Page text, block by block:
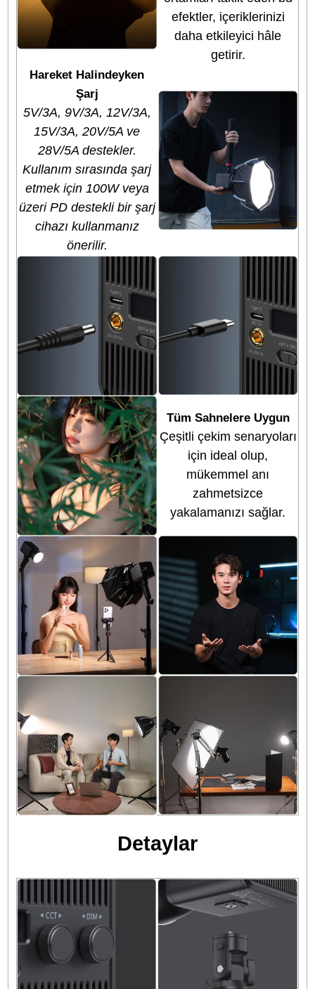
boncukları, yüksek
parlaklık sunarken
yumuşak ve homojen
ortamlarda bile
aydınlatmasını etkili
şekilde yükseltir.
Işığınızı Özelleştirin
2700K–6500K
color renk sıcaklığı
aralığı ve
arasında
parlaklık ayarı
çekimlerinize en
atmosferi kolayca
oluşturabilirsiniz.
Sonsuz Renkler, Sonsuz
Olasılıklar
0°–359° Renk Açısı
(Hue)
0%–100% Doygunluk
(Saturation)
1%–100% Parlaklık
360° RGB desteği
sayesinde bu ışık, çekim
ihtiyaçlarınız için
istediğiniz atmosferi
oluşturmanızda sınırsız
Birçok yerleşik ışık
efektiyle
ortaya çıkarın; farklı
ortamları taklit eden
efektler,